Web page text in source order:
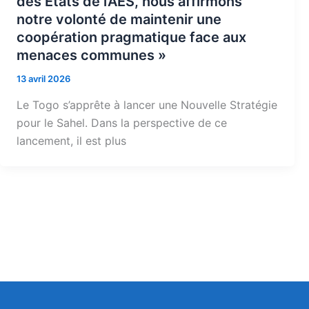
notre volonté de maintenir une
coopération pragmatique face aux
menaces communes »
13 avril 2026
Le Togo s’apprête à lancer une Nouvelle Stratégie
pour le Sahel. Dans la perspective de ce
lancement, il est plus